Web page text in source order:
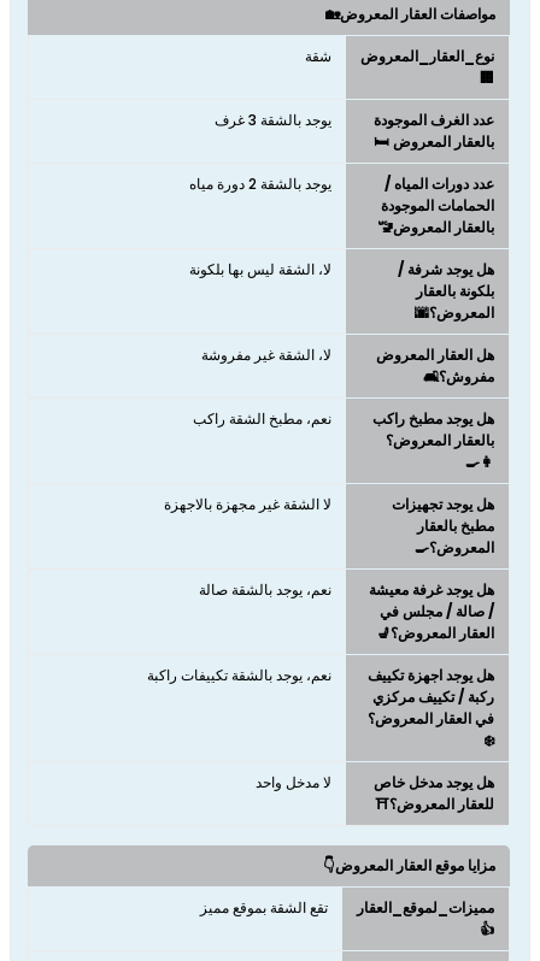
مواصفات العقار المعروض🏡
نوع_العقار_المعروض
🏢
شقة
عدد الغرف الموجودة
بالعقار المعروض 🛏️
يوجد بالشقة 3 غرف
عدد دورات المياه /
الحمامات الموجودة
بالعقار المعروض🚾
يوجد بالشقة 2 دورة مياه
هل يوجد شرفة /
بلكونة بالعقار
المعروض؟🌆
لا، الشقة ليس بها بلكونة
هل العقار المعروض
مفروش؟🛋️
لا، الشقة غير مفروشة
هل يوجد مطبخ راكب
بالعقار المعروض؟
👩‍🍳
نعم، مطبخ الشقة راكب
هل يوجد تجهيزات
مطبخ بالعقار
المعروض؟🍳
لا الشقة غير مجهزة بالاجهزة
هل يوجد غرفة معيشة
/ صالة / مجلس في
العقار المعروض؟💺
نعم، يوجد بالشقة صالة
هل يوجد اجهزة تكييف
ركبة / تكييف مركزي
في العقار المعروض؟
❄️
نعم، يوجد بالشقة تكييفات راكبة
هل يوجد مدخل خاص
للعقار المعروض؟⛩️
لا مدخل واحد
مزايا موقع العقار المعروض👇
مميزات_لموقع_العقار
👍
تقع الشقة بموقع مميز